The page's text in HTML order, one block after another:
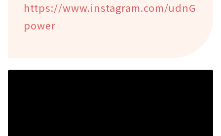
https://www.instagram.com/udnG
power